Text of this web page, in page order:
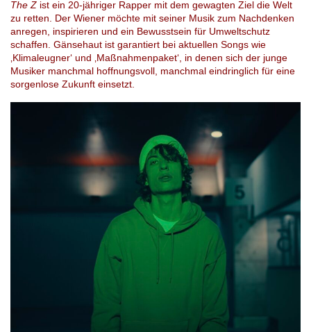
The Z ist ein 20-jähriger Rapper mit dem gewagten Ziel die Welt
zu retten. Der Wiener möchte mit seiner Musik zum Nachdenken
anregen, inspirieren und ein Bewusstsein für Umweltschutz
schaffen. Gänsehaut ist garantiert bei aktuellen Songs wie
‚Klimaleugner‘ und ‚Maßnahmenpaket‘, in denen sich der junge
Musiker manchmal hoffnungsvoll, manchmal eindringlich für eine
sorgenlose Zukunft einsetzt.